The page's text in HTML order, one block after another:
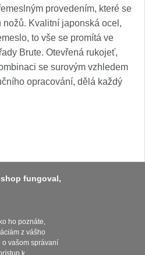
provedením, které se
Kvalitní japonská ocel,
to vše se promítá ve
Brute. Otevřená rukojeť,
se surovým vzhledem
opracování, dělá každý
fungoval,
ho poznáte,
z vášho
vašom správaní
k